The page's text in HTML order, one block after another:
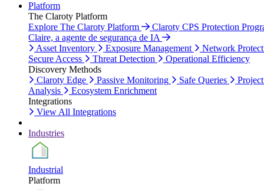
Platform
The Claroty Platform
Explore The Claroty Platform
Claroty CPS Protection
Claire, a agente de segurança de IA
Asset Inventory
Exposure Management
Network
Secure Access
Threat Detection
Operational Efficiency
Discovery Methods
Claroty Edge
Passive Monitoring Safe Queries
Analysis
Ecosystem Enrichment
Integrations
View All Integrations
Industries
Industrial
Platform